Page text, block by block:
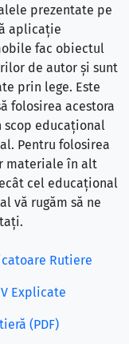
prezentate pe
aplicație
fac obiectul
de autor și sunt
prin lege. Este
folosirea acestora
scop educațional
Pentru folosirea
materiale în alt
cel educațional
vă rugăm să ne
Rutiere
Explicate
(PDF)